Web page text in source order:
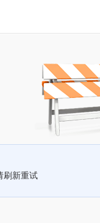
刷新重试